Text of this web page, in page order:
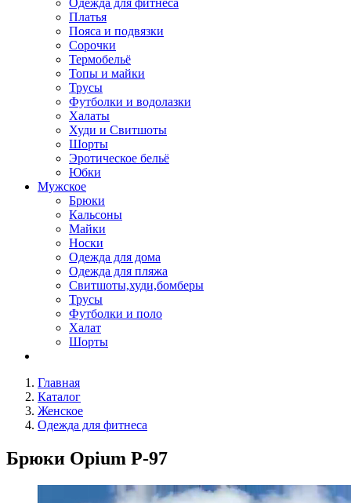
Одежда для фитнеса
Платья
Пояса и подвязки
Сорочки
Термобельё
Топы и майки
Трусы
Футболки и водолазки
Халаты
Худи и Свитшоты
Шорты
Эротическое бельё
Юбки
Мужское
Брюки
Кальсоны
Майки
Носки
Одежда для дома
Одежда для пляжа
Свитшоты,худи,бомберы
Трусы
Футболки и поло
Халат
Шорты
Главная
Каталог
Женское
Одежда для фитнеса
Брюки Opium P-97